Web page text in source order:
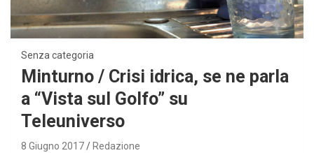
Senza categoria
Minturno / Crisi idrica, se ne parla
a “Vista sul Golfo” su
Teleuniverso
8 Giugno 2017 Redazione